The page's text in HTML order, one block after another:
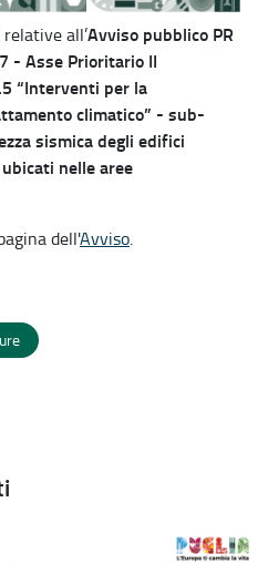
relative all’Avviso pubblico PR
- Asse Prioritario II
“Interventi per la
climatico” - sub-
sismica degli edifici
nelle aree
dell'Avviso.